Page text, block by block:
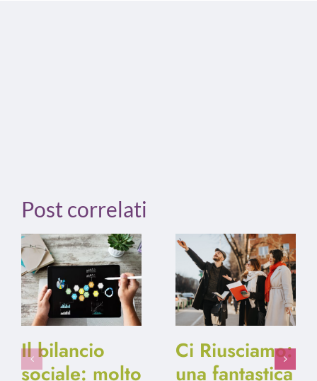
Post correlati
Il bilancio
sociale: molto
Ci Riusciamo:
una fantastica